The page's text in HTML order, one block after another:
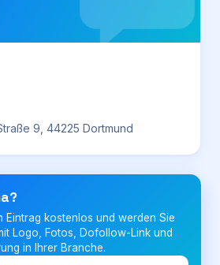
Login
eintragen
9, 44225 Dortmund
Eintrag kostenlos und werden Sie
Logo, Fotos, Dofollow-Link und
in Ihrer Branche.